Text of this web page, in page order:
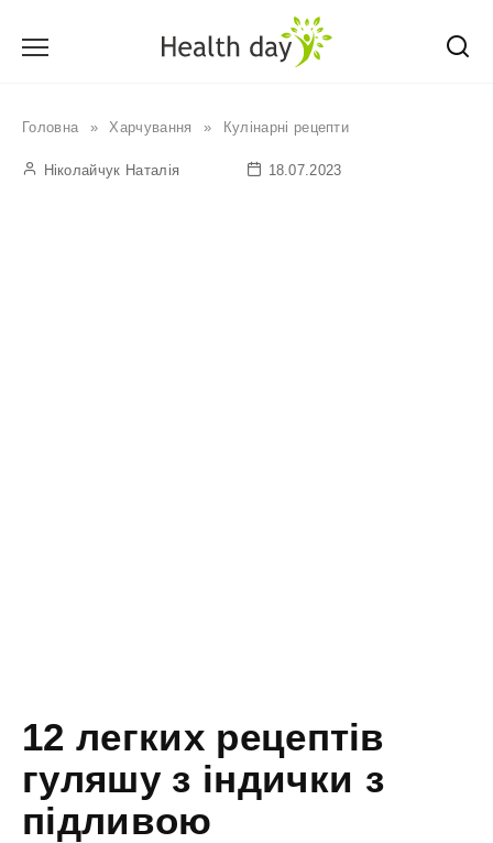
Головна » Харчування » Кулінарні рецепти
Ніколайчук Наталія 18.07.2023
12 легких рецептів
гуляшу з індички з
підливою